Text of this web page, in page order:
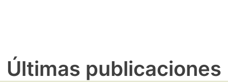
Últimas publicaciones